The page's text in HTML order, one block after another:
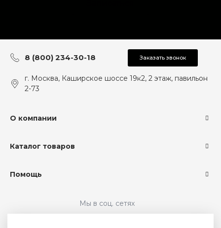
8 (800) 234-30-18 Заказать звонок
г. Москва, Каширское шоссе 19к2, 2 этаж, павильон
2-73
О компании
Каталог товаров
Помощь
Мы в соц. сетях